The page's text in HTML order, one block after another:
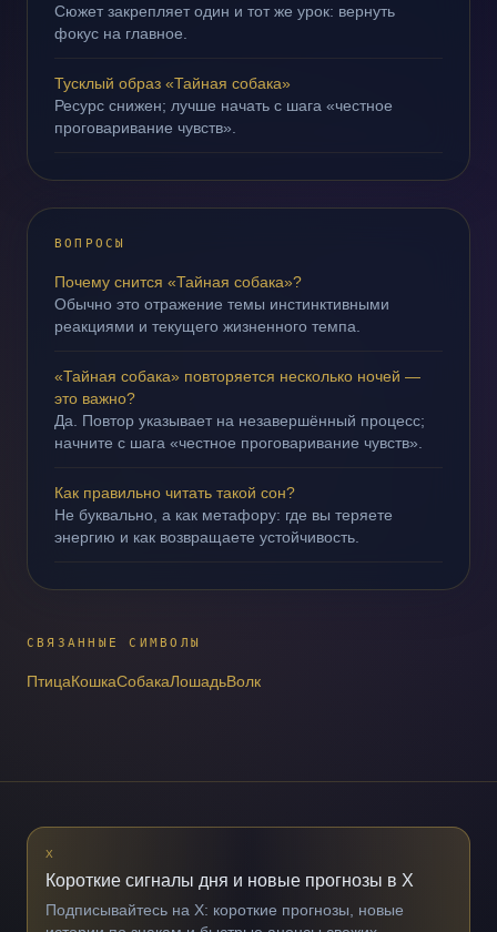
Сюжет закрепляет один и тот же урок: вернуть
фокус на главное.
Тусклый образ «Тайная собака»
Ресурс снижен; лучше начать с шага «честное
проговаривание чувств».
ВОПРОСЫ
Почему снится «Тайная собака»?
Обычно это отражение темы инстинктивными
реакциями и текущего жизненного темпа.
«Тайная собака» повторяется несколько ночей —
это важно?
Да. Повтор указывает на незавершённый процесс;
начните с шага «честное проговаривание чувств».
Как правильно читать такой сон?
Не буквально, а как метафору: где вы теряете
энергию и как возвращаете устойчивость.
СВЯЗАННЫЕ СИМВОЛЫ
ПтицаКошкаСобакаЛошадьВолк
X
Короткие сигналы дня и новые прогнозы в X
Подписывайтесь на X: короткие прогнозы, новые